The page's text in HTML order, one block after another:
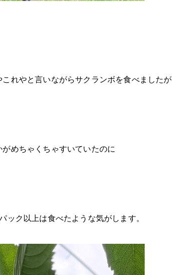
れやと言いながらサクランボを食べましたが
めちゃくちゃすいていたのに
ック以上は食べたような気がします。